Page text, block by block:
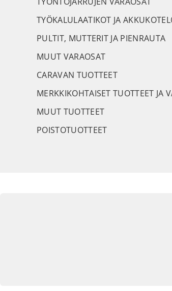
TYÖKALULAATIKOT JA
PULTIT, MUTTERIT JA PIENRAUTA
MUUT VARAOSAT
CARAVAN TUOTTEET
MERKKIKOHTAISET TUOTTEET JA
MUUT TUOTTEET
POISTOTUOTTEET